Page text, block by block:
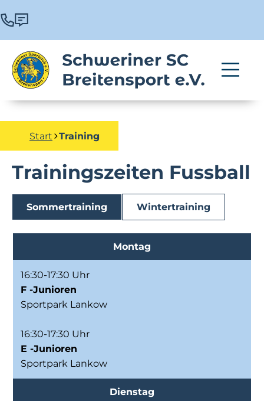
Start Training
Trainingszeiten Fussball
Sommertraining Wintertraining
Montag
16:30-17:30 Uhr
F -Junioren
Sportpark Lankow
16:30-17:30 Uhr
E -Junioren
Sportpark Lankow
Dienstag